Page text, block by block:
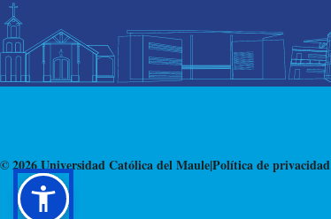
© 2026 Universidad Católica del Maule|Política de privacidad